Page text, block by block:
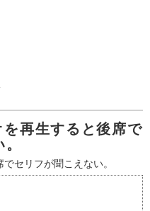
再生すると後席で
セリフが聞こえない。